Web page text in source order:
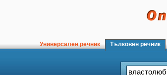
Универсален речник Тълковен речник